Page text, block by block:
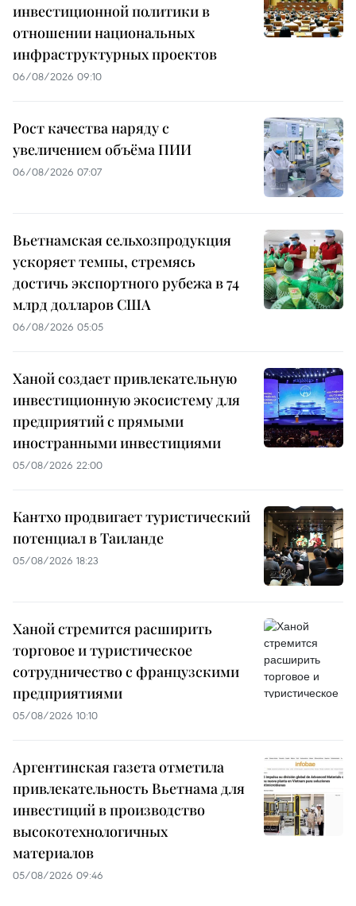
инвестиционной политики в
отношении национальных
инфраструктурных проектов
06/08/2026 09:10
Рост качества наряду с
увеличением объёма ПИИ
06/08/2026 07:07
Вьетнамская сельхозпродукция
ускоряет темпы, стремясь
достичь экспортного рубежа в 74
млрд долларов США
06/08/2026 05:05
Ханой создает привлекательную
инвестиционную экосистему для
предприятий с прямыми
иностранными инвестициями
05/08/2026 22:00
Кантхо продвигает туристический
потенциал в Таиланде
05/08/2026 18:23
Ханой стремится расширить
торговое и туристическое
сотрудничество с французскими
предприятиями
05/08/2026 10:10
Аргентинская газета отметила
привлекательность Вьетнама для
инвестиций в производство
высокотехнологичных
материалов
05/08/2026 09:46